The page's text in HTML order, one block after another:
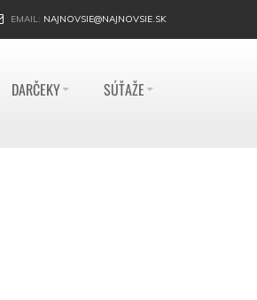
EMAIL: NAJNOVSIE@NAJNOVSIE.SK
DARČEKY SÚŤAŽE